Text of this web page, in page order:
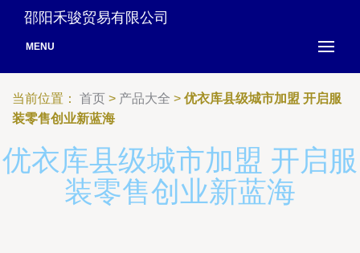
邵阳禾骏贸易有限公司
MENU
当前位置： 首页 > 产品大全 > 优衣库县级城市加盟 开启服
装零售创业新蓝海
优衣库县级城市加盟 开启服
装零售创业新蓝海